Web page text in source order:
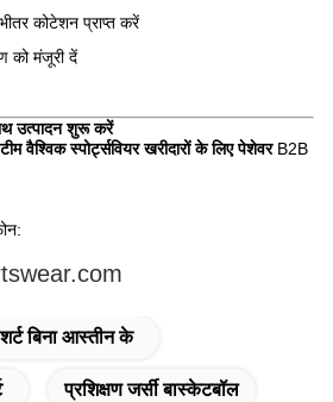
कोटेशन प्राप्त करें
को मंजूरी दें
उत्पादन शुरू करें
टीम वैश्विक स्पोर्ट्सवियर खरीदारों के लिए पेशेवर B2B
बिना आस्तीन के
प्रशिक्षण जर्सी बास्केटबॉल